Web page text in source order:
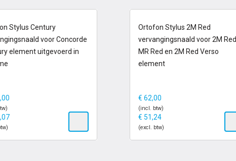
2 dagen
Stylus Century
voor Concorde
element uitgevoerd in
op voorraad
Ortofon Stylus 2M Red
vervangingsnaald voor 2M Red
MR Red en 2M Red Verso
element
€ 62,00
(incl. btw)
€ 51,24
(excl. btw)